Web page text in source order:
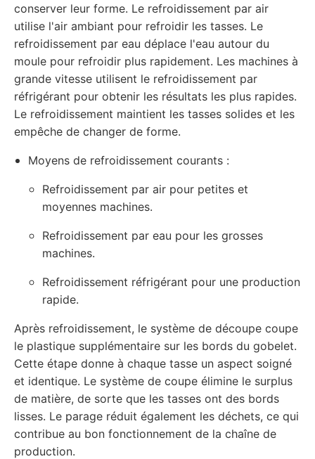
conserver leur forme. Le refroidissement par air
utilise l'air ambiant pour refroidir les tasses. Le
refroidissement par eau déplace l'eau autour du
moule pour refroidir plus rapidement. Les machines à
grande vitesse utilisent le refroidissement par
réfrigérant pour obtenir les résultats les plus rapides.
Le refroidissement maintient les tasses solides et les
empêche de changer de forme.
Moyens de refroidissement courants :
Refroidissement par air pour petites et
moyennes machines.
Refroidissement par eau pour les grosses
machines.
Refroidissement réfrigérant pour une production
rapide.
Après refroidissement, le système de découpe coupe
le plastique supplémentaire sur les bords du gobelet.
Cette étape donne à chaque tasse un aspect soigné
et identique. Le système de coupe élimine le surplus
de matière, de sorte que les tasses ont des bords
lisses. Le parage réduit également les déchets, ce qui
contribue au bon fonctionnement de la chaîne de
production.